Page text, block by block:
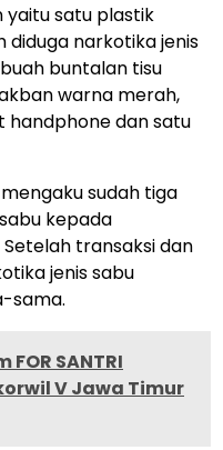
yaitu satu plastik
narkotika jenis
buntalan tisu
warna merah,
handphone dan satu
sudah tiga
kepada
transaksi dan
jenis sabu
sama.
SANTRI
V Jawa Timur